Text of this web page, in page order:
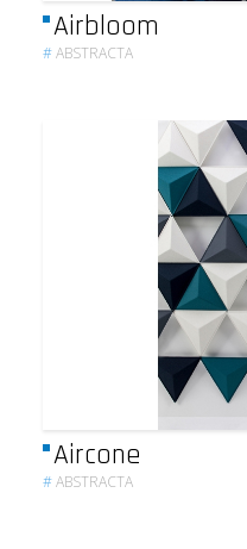
Airbloom
#ABSTRACTA
Aircone
#ABSTRACTA